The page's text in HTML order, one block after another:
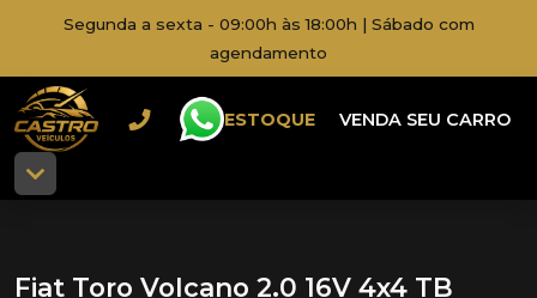
Segunda a sexta - 09:00h às 18:00h | Sábado com
agendamento
ESTOQUE VENDA SEU CARRO
Fiat Toro Volcano 2.0 16V 4x4 TB